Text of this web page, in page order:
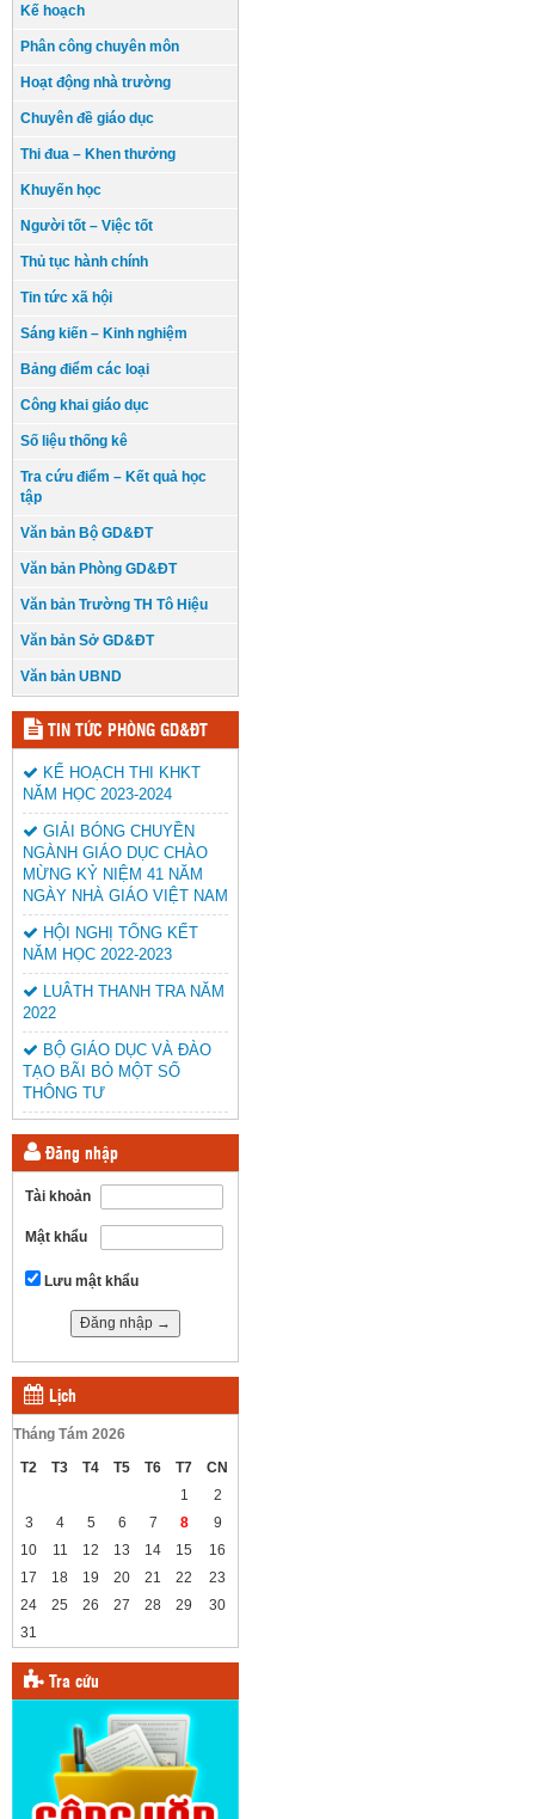
Kế hoạch
Phân công chuyên môn
Hoạt động nhà trường
Chuyên đề giáo dục
Thi đua – Khen thưởng
Khuyến học
Người tốt – Việc tốt
Thủ tục hành chính
Tin tức xã hội
Sáng kiến – Kinh nghiệm
Bảng điểm các loại
Công khai giáo dục
Số liệu thống kê
Tra cứu điểm – Kết quả học
tập
Văn bản Bộ GD&ĐT
Văn bản Phòng GD&ĐT
Văn bản Trường TH Tô Hiệu
Văn bản Sở GD&ĐT
Văn bản UBND
TIN TỨC PHÒNG GD&ĐT
KẾ HOẠCH THI KHKT
NĂM HỌC 2023-2024
GIẢI BÓNG CHUYỀN
NGÀNH GIÁO DỤC CHÀO
MỪNG KỶ NIỆM 41 NĂM
NGÀY NHÀ GIÁO VIỆT NAM
HỘI NGHỊ TỔNG KẾT
NĂM HỌC 2022-2023
LUÂTH THANH TRA NĂM
2022
BỘ GIÁO DỤC VÀ ĐÀO
TẠO BÃI BỎ MỘT SỐ
THÔNG TƯ
Đăng nhập
Tài khoản
Mật khẩu
Lưu mật khẩu
Lịch
Tháng Tám 2026
T2
T3 T4 T5 T6 T7
CN
1
2
3
4 5 6 7 8
9
10
11 12 13 14 15
16
17
18 19 20 21 22
23
24
25 26 27 28 29
30
31
Tra cứu